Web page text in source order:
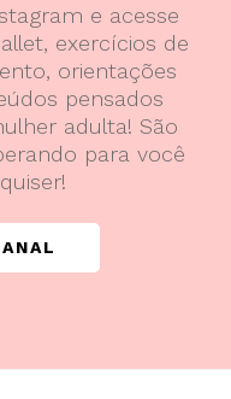
e acesse
exercícios de
orientações
pensados
adulta! São
para você